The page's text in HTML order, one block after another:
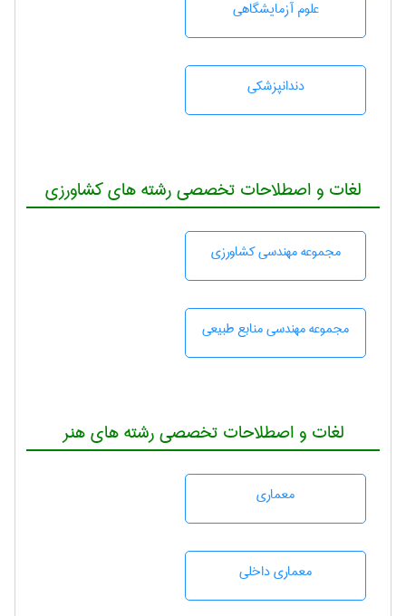
علوم آزمايشگاهی
دندانپزشكی
لغات و اصطلاحات تخصصی رشته های کشاورزی
مجموعه مهندسی كشاورزی
مجموعه مهندسی منابع طبيعی
لغات و اصطلاحات تخصصی رشته های هنر
معماری
معماری داخلی